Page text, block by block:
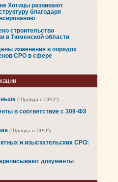
Хотицы развивают
благодаря
строительство
в Тюменской области
изменения в порядок
СРО в сфере
("Правда о СРО")
в соответствие с 309-ФЗ
("Правда о СРО")
и изыскательских СРО:
документы